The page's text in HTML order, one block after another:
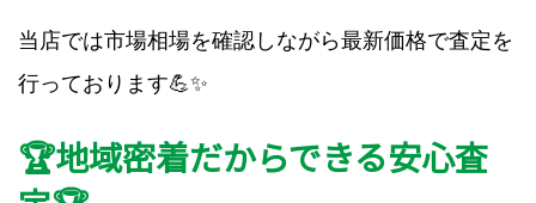
当店では市場相場を確認しながら最新価格で査定を
行っております💪✨
🏆地域密着だからできる安心査